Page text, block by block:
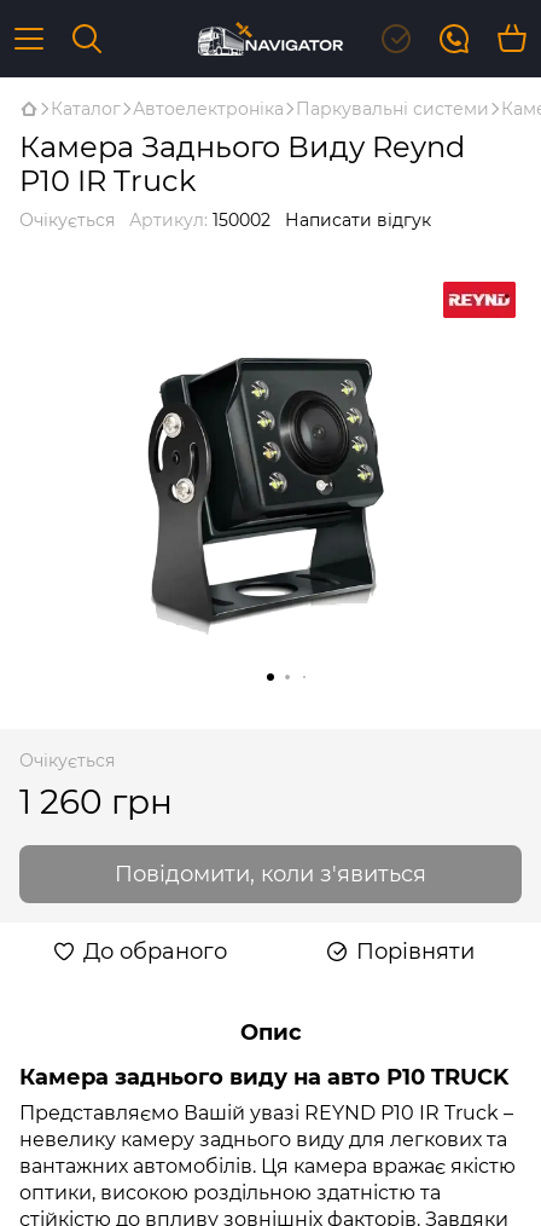
Каталог Автоелектроніка Паркувальні системи
Камера Заднього Виду Reynd
P10 IR Truck
Очікується Артикул: 150002 Написати відгук
Очікується
1 260 грн
Повідомити, коли з'явиться
До обраного Порівняти
Опис
Камера заднього виду на авто Р10 TRUCK
Представляємо Вашій увазі REYND P10 IR Truck –
невелику камеру заднього виду для легкових та
вантажних автомобілів. Ця камера вражає якістю
оптики, високою роздільною здатністю та
стійкістю до впливу зовнішніх факторів. Завдяки